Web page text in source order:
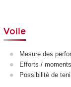
Voile
Mesure des
Efforts /
Possibilité de